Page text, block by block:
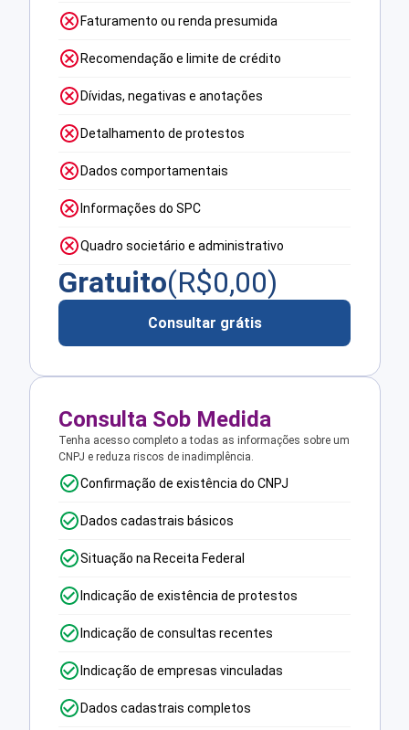
Faturamento ou renda presumida
Recomendação e limite de crédito
Dívidas, negativas e anotações
Detalhamento de protestos
Dados comportamentais
Informações do SPC
Quadro societário e administrativo
Gratuito(R$0,00)
Consultar grátis
Consulta Sob Medida
Tenha acesso completo a todas as informações sobre um
CNPJ e reduza riscos de inadimplência.
Confirmação de existência do CNPJ
Dados cadastrais básicos
Situação na Receita Federal
Indicação de existência de protestos
Indicação de consultas recentes
Indicação de empresas vinculadas
Dados cadastrais completos